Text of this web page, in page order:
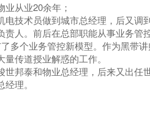
业从业20余年；
电技术员做到城市总经理，后又调
责人。前后在总部职能从事业务管
多个业务管控新模型。作为黑带
传道授业解惑的工作。
世邦泰和物业总经理，后来又出任
理。